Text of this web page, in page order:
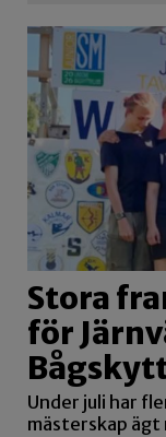
Stora
för
Under juli har
mästerskap ägt